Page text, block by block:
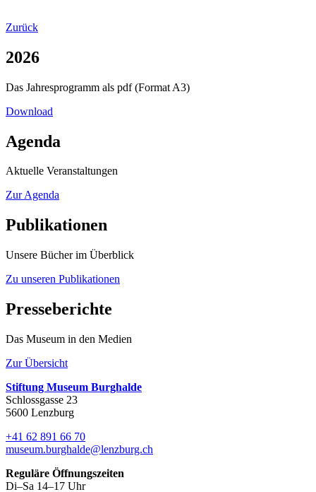
Zurück
2026
Das Jahresprogramm als pdf (Format A3)
Download
Agenda
Aktuelle Veranstaltungen
Zur Agenda
Publikationen
Unsere Bücher im Überblick
Zu unseren Publikationen
Presseberichte
Das Museum in den Medien
Zur Übersicht
Stiftung Museum Burghalde
Schlossgasse 23
5600 Lenzburg
+41 62 891 66 70
museum.burghalde@lenzburg.ch
Reguläre Öffnungszeiten
Di–Sa 14–17 Uhr